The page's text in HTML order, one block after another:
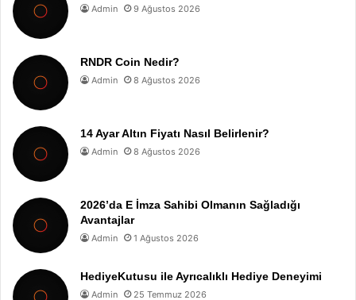
Admin 9 Ağustos 2026
RNDR Coin Nedir?
Admin 8 Ağustos 2026
14 Ayar Altın Fiyatı Nasıl Belirlenir?
Admin 8 Ağustos 2026
2026’da E İmza Sahibi Olmanın Sağladığı
Avantajlar
Admin 1 Ağustos 2026
HediyeKutusu ile Ayrıcalıklı Hediye Deneyimi
Admin 25 Temmuz 2026